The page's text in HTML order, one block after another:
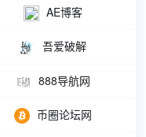
AE博客
吾爱破解
888导航网
币圈论坛网